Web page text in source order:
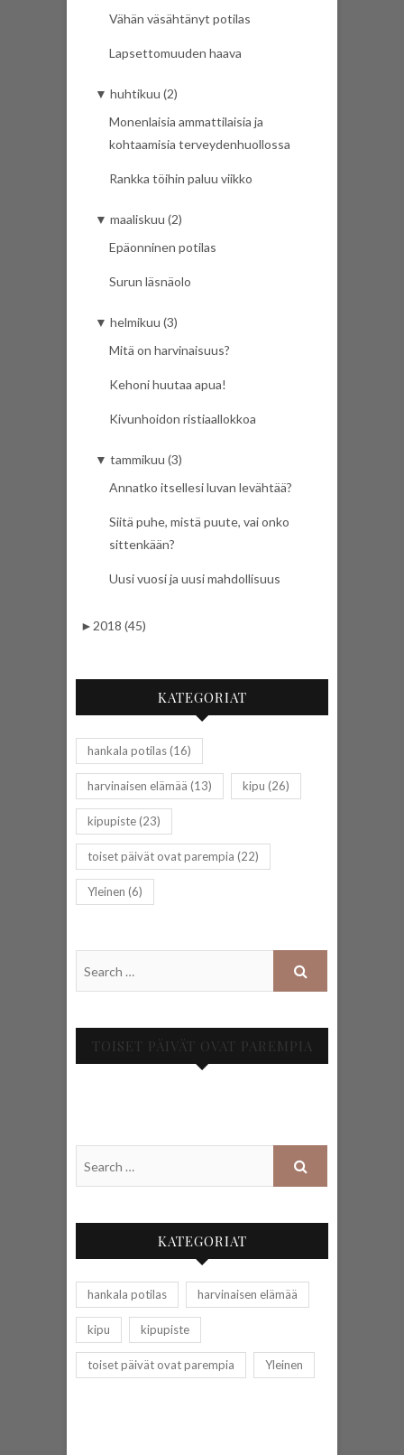
Vähän väsähtänyt potilas
Lapsettomuuden haava
▼ huhtikuu (2)
Monenlaisia ammattilaisia ja
kohtaamisia terveydenhuollossa
Rankka töihin paluu viikko
▼ maaliskuu (2)
Epäonninen potilas
Surun läsnäolo
▼ helmikuu (3)
Mitä on harvinaisuus?
Kehoni huutaa apua!
Kivunhoidon ristiaallokkoa
▼ tammikuu (3)
Annatko itsellesi luvan levähtää?
Siitä puhe, mistä puute, vai onko
sittenkään?
Uusi vuosi ja uusi mahdollisuus
►2018 (45)
KATEGORIAT
hankala potilas(16)
harvinaisen elämää (13) kipu (26)
kipupiste(23)
toiset päivät ovat parempia (22)
Yleinen (6)
TOISET PÄIVÄT OVAT PAREMPIA
KATEGORIAT
hankala potilas harvinaisen elämää
kipu kipupiste
toiset päivät ovat parempia Yleinen